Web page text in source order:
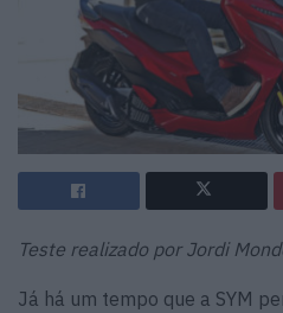
Teste realizado por Jordi
Já há um tempo que a SYM